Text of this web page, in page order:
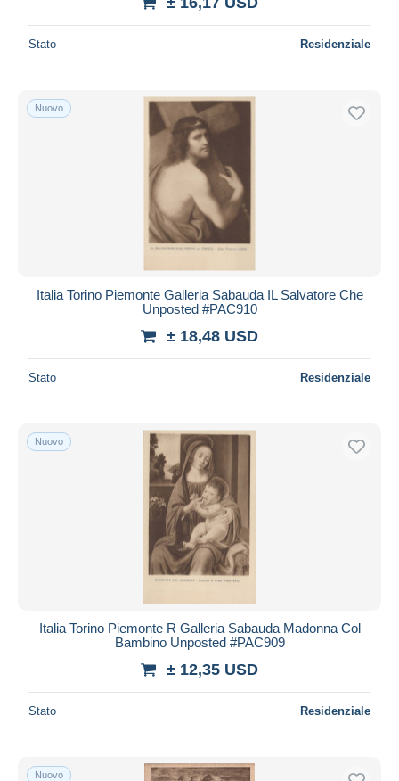
Stato Residenziale
Nuovo
Italia Torino Piemonte Galleria Sabauda IL Salvatore Che
Unposted #PAC910
± 18,48 USD
Stato Residenziale
Nuovo
Italia Torino Piemonte R Galleria Sabauda Madonna Col
Bambino Unposted #PAC909
± 12,35 USD
Stato Residenziale
Nuovo